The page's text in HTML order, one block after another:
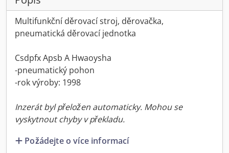
Multifunkční děrovací stroj, děrovačka,
pneumatická děrovací jednotka
Csdpfx Apsb A Hwaoysha
-pneumatický pohon
-rok výroby: 1998
Inzerát byl přeložen automaticky. Mohou se
vyskytnout chyby v překladu.
Požádejte o více informací